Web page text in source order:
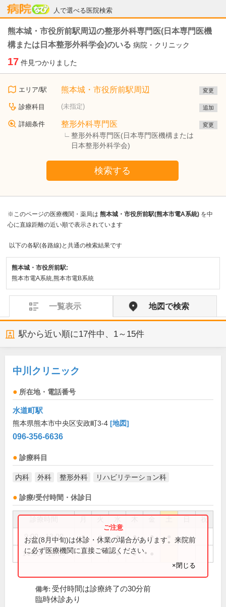
人で選べる医院検索
病院なび
熊本城・市役所前駅周辺の整形外科専門医(日本専門医機
構または日本整形外科学会)のいる 病院・クリニック
17 件見つかりました
エリア/駅 熊本城・市役所前駅周辺 変更
診療科目 (未指定) 追加
詳細条件 整形外科専門医
整形外科専門医(日本専門医機構または
日本整形外科学会)
変更
検索する
※このページの医療機関・薬局は 熊本城・市役所前駅(熊本市電A系統) を中
心に直線距離の近い順で表示されています
以下の各駅(各路線)と共通の検索結果です
熊本城・市役所前駅:
熊本市電A系統,熊本市電B系統
一覧表示 地図で検索
駅から近い順に17件中、 1～15件
中川クリニック
所在地・電話番号
水道町駅
熊本県熊本市中央区安政町3-4 [地図]
096-356-6636
診療科目
内科 外科 整形外科 リハビリテーション科
診療/受付時間・休診日
祝
9:00～13:00 ● ● ● ● ●
14:00～18:00 ● ● ●
お盆(8月中旬)は休診・休業の場合があります。来院前
に必ず医療機関に直接ご確認ください。
×閉じる
備考: 受付時間は診療終了の30分前
臨時休診あり